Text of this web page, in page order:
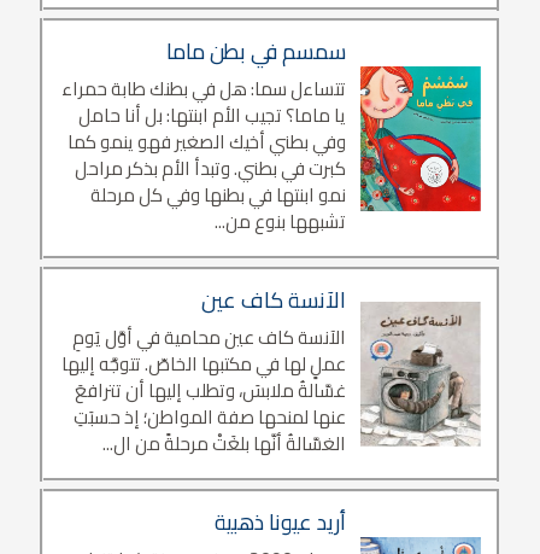
سمسم في بطن ماما
تتساءل سما: هل في بطنك طابة حمراء
يا ماما؟ تجيب الأم ابنتها: بل أنا حامل
وفي بطني أخيك الصغير فهو ينمو كما
كبرت في بطني. وتبدأ الأم بذكر مراحل
نمو ابنتها في بطنها وفي كل مرحلة
تشبهها بنوع من...
الآنسة كاف عين
الآنسة كاف عين محامية في أوَّل يَومِ
عملٍ لها في مكتبها الخاصّ. تتوجَّه إليها
غسَّالةُ ملابسَ، وتطلب إليها أن تترافعَ
عنها لمنحها صفة المواطن؛ إذ حسبَتِ
الغسَّالةُ أنَّها بلغَتْ مرحلةً من ال...
أريد عيونا ذهبية